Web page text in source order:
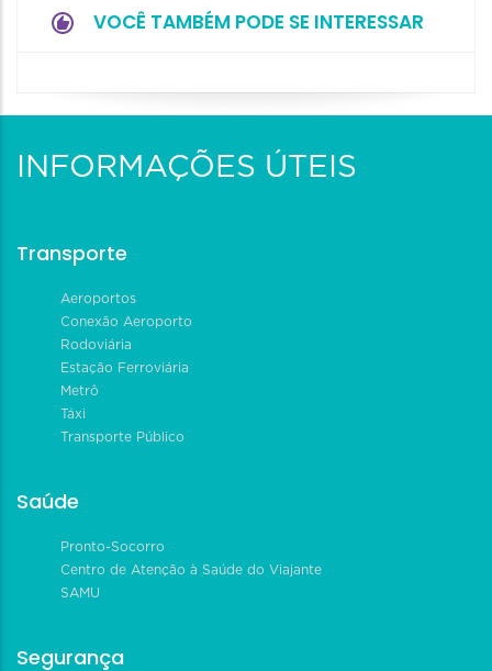
VOCÊ TAMBÉM PODE SE INTERESSAR
INFORMAÇÕES ÚTEIS
Transporte
Aeroportos
Conexão Aeroporto
Rodoviária
Estação Ferroviária
Metrô
Táxi
Transporte Público
Saúde
Pronto-Socorro
Centro de Atenção à Saúde do Viajante
SAMU
Segurança